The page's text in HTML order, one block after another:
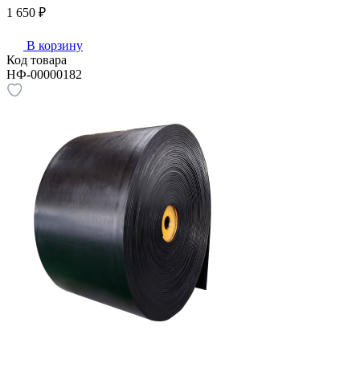
1 650 ₽
В корзину
Код товара
НФ-00000182